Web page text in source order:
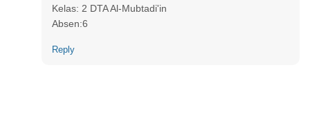
Kelas: 2 DTA Al-Mubtadi'in
Absen:6
Reply